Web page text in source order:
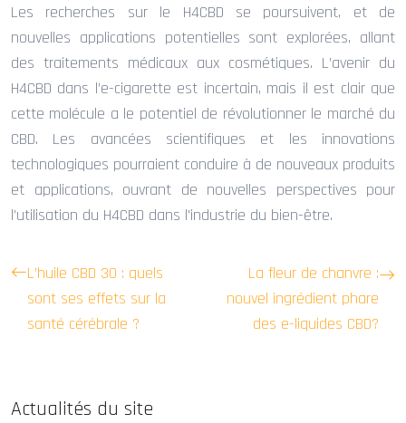
Les recherches sur le H4CBD se poursuivent, et de
nouvelles applications potentielles sont explorées, allant
des traitements médicaux aux cosmétiques. L’avenir du
H4CBD dans l’e-cigarette est incertain, mais il est clair que
cette molécule a le potentiel de révolutionner le marché du
CBD. Les avancées scientifiques et les innovations
technologiques pourraient conduire à de nouveaux produits
et applications, ouvrant de nouvelles perspectives pour
l’utilisation du H4CBD dans l’industrie du bien-être.
L’huile CBD 30 : quels
sont ses effets sur la
santé cérébrale ?
La fleur de chanvre :
nouvel ingrédient phare
des e-liquides CBD?
Actualités du site